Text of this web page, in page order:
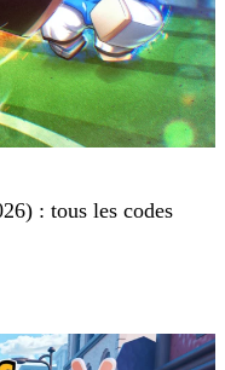
: tous les codes